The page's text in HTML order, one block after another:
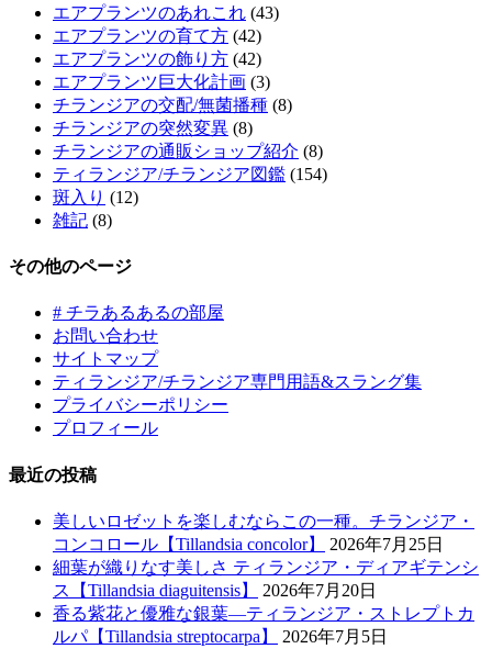
エアプランツのあれこれ (43)
エアプランツの育て方 (42)
エアプランツの飾り方 (42)
エアプランツ巨大化計画 (3)
チランジアの交配/無菌播種 (8)
チランジアの突然変異 (8)
チランジアの通販ショップ紹介 (8)
ティランジア/チランジア図鑑 (154)
斑入り (12)
雑記 (8)
その他のページ
# チラあるあるの部屋
お問い合わせ
サイトマップ
ティランジア/チランジア専門用語&スラング集
プライバシーポリシー
プロフィール
最近の投稿
美しいロゼットを楽しむならこの一種。チランジア・
コンコロール【Tillandsia concolor】
2026年7月25日
細葉が織りなす美しさ ティランジア・ディアギテンシ
ス【Tillandsia diaguitensis】
2026年7月20日
香る紫花と優雅な銀葉―ティランジア・ストレプトカ
ルパ【Tillandsia streptocarpa】
2026年7月5日